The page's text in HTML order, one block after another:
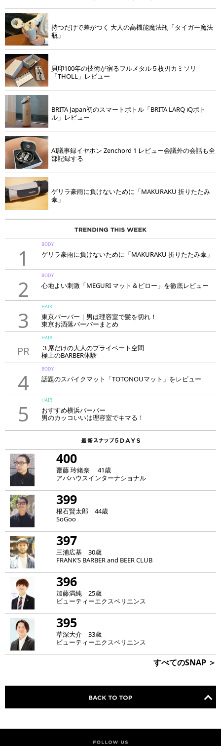
持つだけで差がつく 大人の高機能魔法瓶「タイガー魔法
瓶」
貝印100年の技術が宿るフルメタル５枚刃カミソリ
「THOLL」レビュー
BRITA Japan初のスマートボトル「BRITA LARQ iQボト
ル」レビュー
AI議事録イヤホン Zenchord 1 レビュー会議外の会話も全
部記録する
ゲリラ豪雨に負けないために「MAKURAKU 折りたたみ
傘」
1
BODY
ゲリラ豪雨に負けないために「MAKURAKU 折りたたみ傘」
2
BODY
心地よい刺激「MEGURI マット＆ピロー」を徹底レビュー
3
HAIR
東京バーバー｜男は理容室で髪を切れ！
東京お洒落バーバーまとめ
PR
HAIR
３席だけの大人のプライベート空間
極上のBARBER体験
「LAVIE NEW STANDARD BARBER HANARE新宿店」
4
BODY
話題のスパイクマット「TOTONOUマット」をレビュー
5
HAIR
おすすめ横浜バーバー
男のカッコいいは理容室でキマる！
400
齋藤 玲緒奈 41歳
アバハウスインターナショナル
399
根石賢太郎 44歳
SoGoo
397
三浦広基 30歳
FRANK‘S BARBER and BEER CLUB
396
加藤満純 25歳
ビューティーエクスペリエンス
395
草深大介 33歳
ビューティーエクスペリエンス
すべてのSNAP ＞